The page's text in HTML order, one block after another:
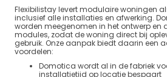
Flexibilistay levert modulaire woningen
inclusief alle installaties en afwerking.
worden meegenomen in het ontwerp en
modules, zodat de woning direct bij
gebruik. Onze aanpak biedt daarin een
voordelen:
Domotica wordt al in de fabriek
installatietijd op locatie bespaart